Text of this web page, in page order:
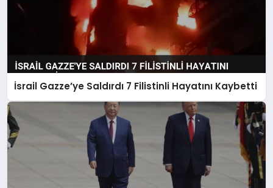
İsrail Gazze’ye Saldırdı 7 Filistinli Hayatını Kaybetti